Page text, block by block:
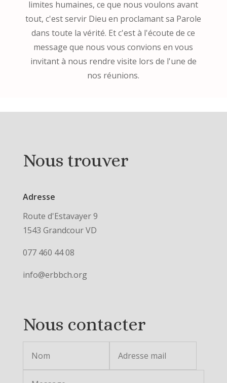
limites humaines, ce que nous voulons avant
tout, c'est servir Dieu en proclamant sa Parole
dans toute la vérité. Et c'est à l'écoute de ce
message que nous vous convions en vous
invitant à nous rendre visite lors de l'une de
nos réunions.
Nous trouver
Adresse
Route d'Estavayer 9
1543 Grandcour VD
077 460 44 08
info@erbbch.org
Nous contacter